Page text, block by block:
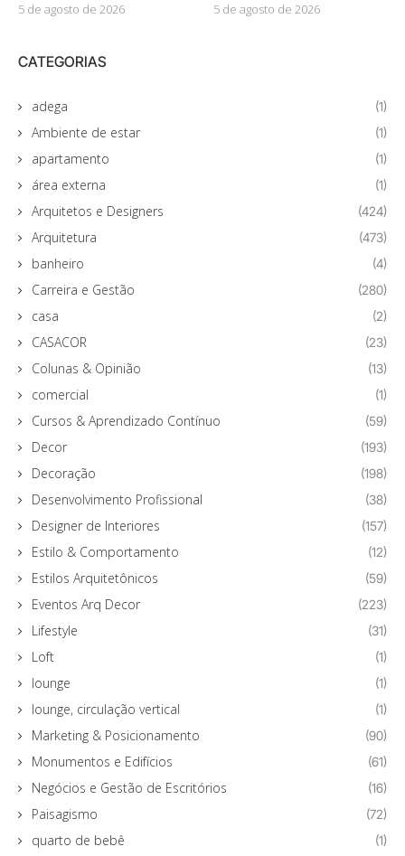
5 de agosto de 2026 5 de agosto de 2026
CATEGORIAS
adega (1)
Ambiente de estar (1)
apartamento (1)
área externa (1)
Arquitetos e Designers (424)
Arquitetura (473)
banheiro (4)
Carreira e Gestão (280)
casa (2)
CASACOR (23)
Colunas & Opinião (13)
comercial (1)
Cursos & Aprendizado Contínuo (59)
Decor (193)
Decoração (198)
Desenvolvimento Profissional (38)
Designer de Interiores (157)
Estilo & Comportamento (12)
Estilos Arquitetônicos (59)
Eventos Arq Decor (223)
Lifestyle (31)
Loft (1)
lounge (1)
lounge, circulação vertical (1)
Marketing & Posicionamento (90)
Monumentos e Edifícios (61)
Negócios e Gestão de Escritórios (16)
Paisagismo (72)
quarto de bebê (1)